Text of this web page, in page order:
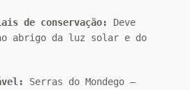
de conservação: Deve
abrigo da luz solar e do
Serras do Mondego –